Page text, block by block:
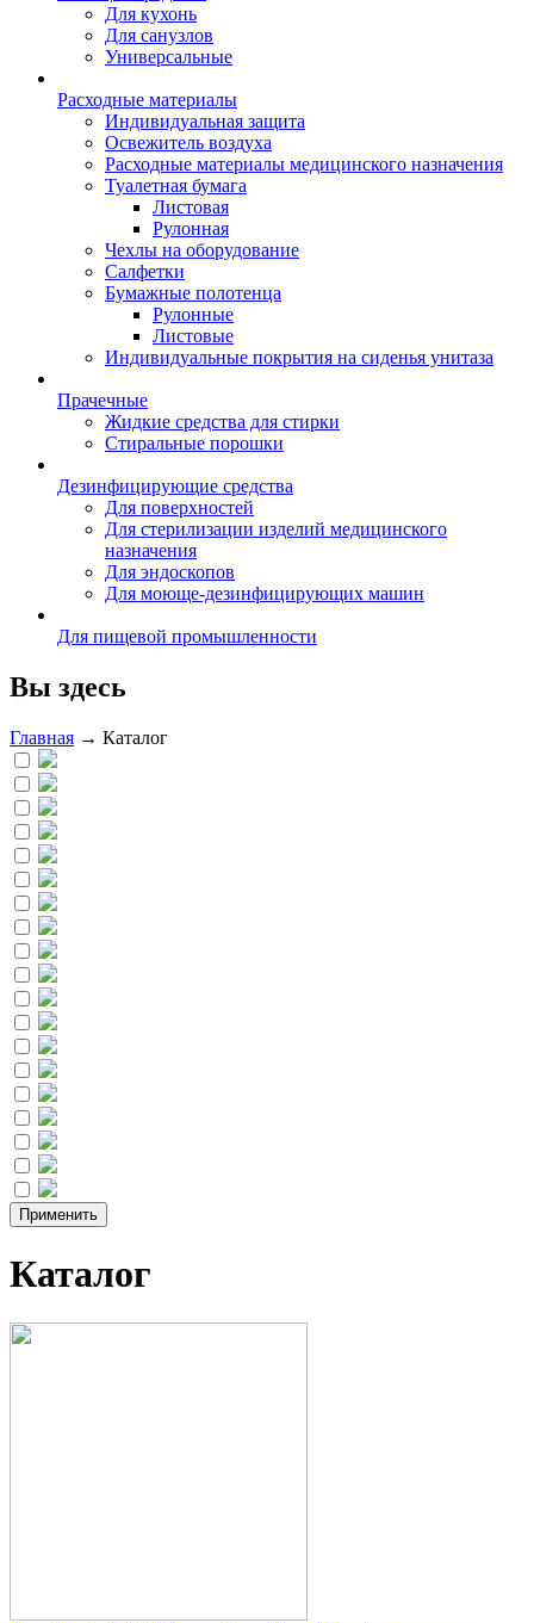
Для кухонь
Для санузлов
Универсальные
Расходные материалы
Индивидуальная защита
Освежитель воздуха
Расходные материалы медицинского назначения
Туалетная бумага
Листовая
Рулонная
Чехлы на оборудование
Салфетки
Бумажные полотенца
Рулонные
Листовые
Индивидуальные покрытия на сиденья унитаза
Прачечные
Жидкие средства для стирки
Стиральные порошки
Дезинфицирующие средства
Для поверхностей
Для стерилизации изделий медицинского
назначения
Для эндоскопов
Для моюще-дезинфицирующих машин
Для пищевой промышленности
Вы здесь
Главная → Каталог
Каталог